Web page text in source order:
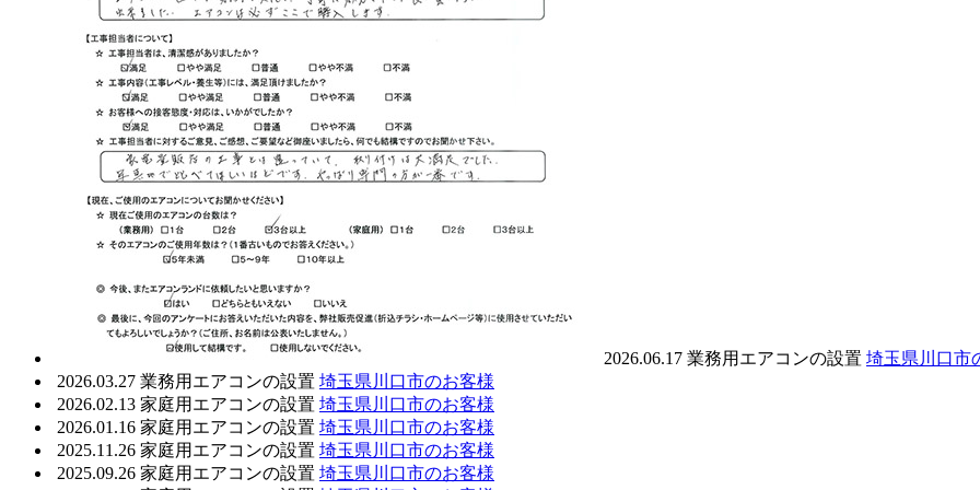
2026.06.17 業務用エアコンの設置 埼玉県川口市
2026.03.27 業務用エアコンの設置 埼玉県川口市のお客様
2026.02.13 家庭用エアコンの設置 埼玉県川口市のお客様
2026.01.16 家庭用エアコンの設置 埼玉県川口市のお客様
2025.11.26 家庭用エアコンの設置 埼玉県川口市のお客様
2025.09.26 家庭用エアコンの設置 埼玉県川口市のお客様